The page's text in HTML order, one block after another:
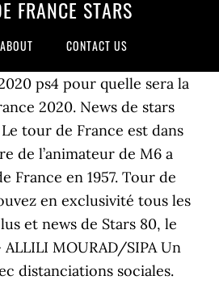
FRANCE STARS
ABOUT CONTACT US
ps4 pour quelle sera la
2020. News de stars
tour de France est dans
de l’animateur de M6 a
France en 1957. Tour de
en exclusivité tous les
et news de Stars 80, le
MOURAD/SIPA Un
distanciations sociales.